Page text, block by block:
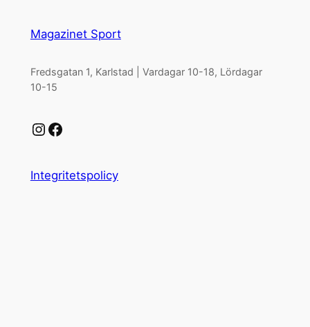
Magazinet Sport
Fredsgatan 1, Karlstad | Vardagar 10-18, Lördagar
10-15
Instagram Facebook
Integritetspolicy